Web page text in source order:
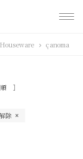
Houseware çanoma
除